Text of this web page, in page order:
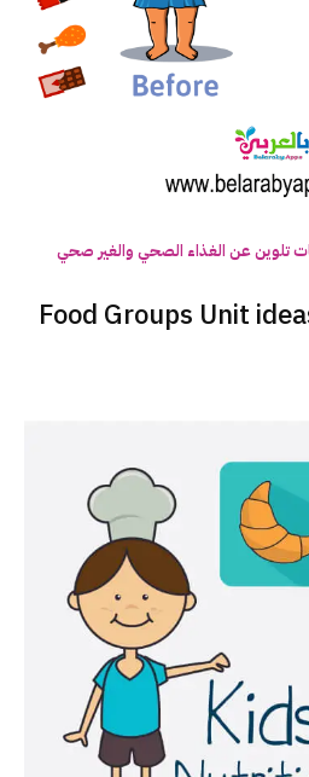
تلوين عن الغذاء الصحي والغير صحي
Food Groups Unit